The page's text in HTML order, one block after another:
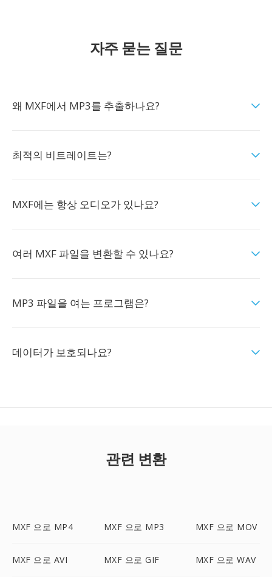
자주 묻는 질문
왜 MXF에서 MP3를 추출하나요?
최적의 비트레이트는?
MXF에는 항상 오디오가 있나요?
여러 MXF 파일을 변환할 수 있나요?
MP3 파일을 여는 프로그램은?
데이터가 보호되나요?
관련 변환
MXF 으로 MP4 MXF 으로 MP3 MXF 으로 MOV
MXF 으로 AVI MXF 으로 GIF MXF 으로 WAV